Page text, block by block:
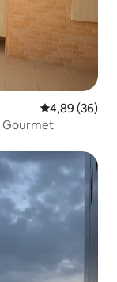
4,89 de uma
4,89 (36)
Gourmet